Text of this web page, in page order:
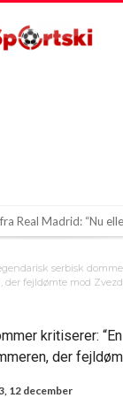
Real Madrid: “Nu
målmand tæt –
serbisk
der fejldømte mod
kritiserer: “En
der
12 december